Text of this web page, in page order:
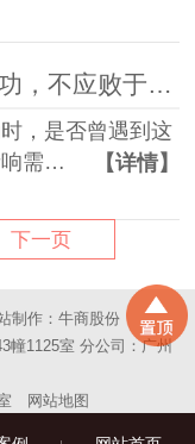
您的活动成功，不应败于“拼凑”的舞台——选择一站式，选择省心
，是否曾遇到这
响需…
【详情】
下一页
制作：牛商股份
幢1125室 分公司：广州
网站地图